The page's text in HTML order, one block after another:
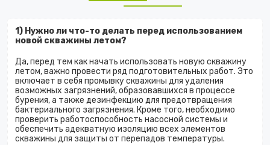
1) Нужно ли что-то делать перед использованием
новой скважины летом?
Да, перед тем как начать использовать новую скважину
летом, важно провести ряд подготовительных работ. Это
включает в себя промывку скважины для удаления
возможных загрязнений, образовавшихся в процессе
бурения, а также дезинфекцию для предотвращения
бактериального загрязнения. Кроме того, необходимо
проверить работоспособность насосной системы и
обеспечить адекватную изоляцию всех элементов
скважины для защиты от перепадов температуры.